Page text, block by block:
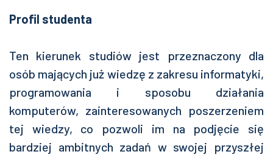
Profil studenta
Ten kierunek studiów jest przeznaczony dla
osób mających już wiedzę z zakresu informatyki,
programowania i sposobu działania
komputerów, zainteresowanych poszerzeniem
tej wiedzy, co pozwoli im na podjęcie się
bardziej ambitnych zadań w swojej przyszłej